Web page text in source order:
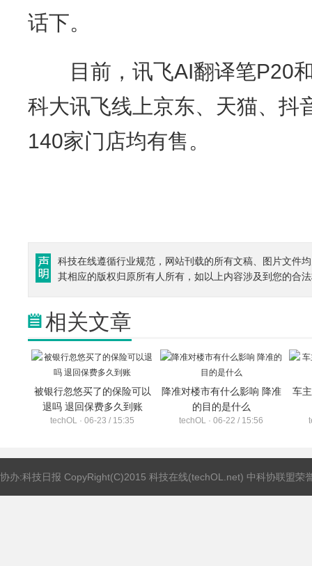
话下。
目前，讯飞AI翻译笔P20和
科大讯飞线上京东、天猫、抖
140家门店均有售。
科技在线遵循行业规范，网站刊载的所有文稿、图片文件
其相应的版权归原所有人所有，如以上内容涉及到您的合
相关文章
被银行忽悠买了的保险可以
退吗 退回保费多久到账
techOL · 06-23 / 15:35
降准对楼市有什么影响 降准
的目的是什么
techOL · 06-22 / 15:56
车
协办:科技日报 CopyRight(C)2015 科技在线(techOL.net) 中科协联盟荣